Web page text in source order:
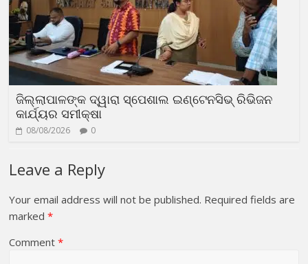
ଜିଲ୍ଲାପାଳଙ୍କ ଦ୍ୱାରା ସ୍ପେଶାଲ ଇଣ୍ଟେନସିଭ୍ ରିଭିଜନ
କାର୍ଯ୍ୟର ସମୀକ୍ଷା
08/08/2026 0
Leave a Reply
Your email address will not be published. Required fields are
marked*
Comment*